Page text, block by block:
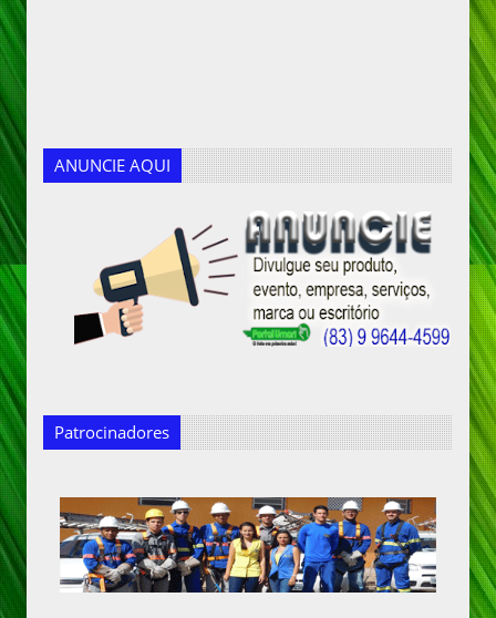
ANUNCIE AQUI
Patrocinadores